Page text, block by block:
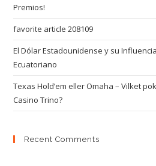
Premios!
favorite article 208109
El Dólar Estadounidense y su
Ecuatoriano
Texas Hold’em eller Omaha – Vilket
Casino Trino?
Recent Comments